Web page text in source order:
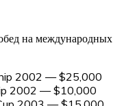
на международных
2002 — $25,000
2002 — $10,000